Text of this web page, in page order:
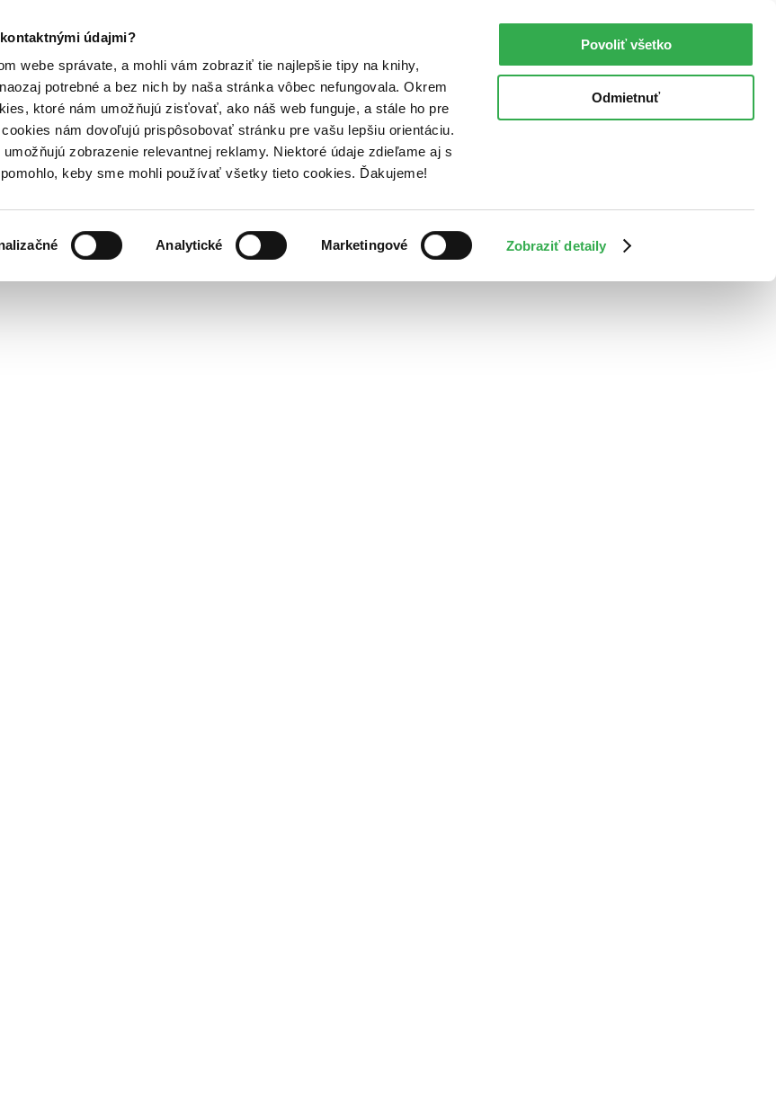
údajmi?
webe správate, a mohli vám zobraziť tie najlepšie tipy na knihy,
potrebné a bez nich by naša stránka vôbec nefungovala. Okrem
ktoré nám umožňujú zisťovať, ako náš web funguje, a stále ho pre
nám dovoľujú prispôsobovať stránku pre vašu lepšiu orientáciu.
zobrazenie relevantnej reklamy. Niektoré údaje zdieľame aj s
keby sme mohli používať všetky tieto cookies. Ďakujeme!
Analytické Marketingové Zobraziť detaily
Povoliť všetko
Odmietnuť